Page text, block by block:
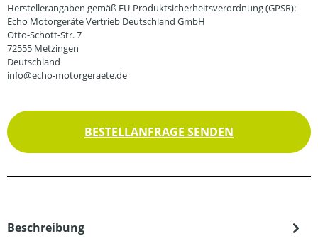
Herstellerangaben gemäß EU-Produktsicherheitsverordnung (GPSR):
Echo Motorgeräte Vertrieb Deutschland GmbH
Otto-Schott-Str. 7
72555 Metzingen
Deutschland
info@echo-motorgeraete.de
BESTELLANFRAGE SENDEN
Beschreibung